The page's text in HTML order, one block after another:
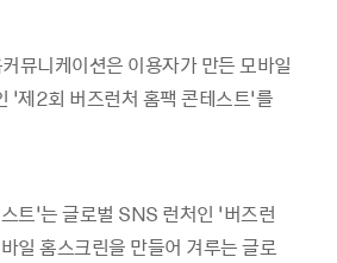
뮤니케이션은 이용자가 만든 모바일
‘제2회 버즈런처 홈팩 콘테스트’를
트’는 글로벌 SNS 런처인 ‘버즈런
일 홈스크린을 만들어 겨루는 글로